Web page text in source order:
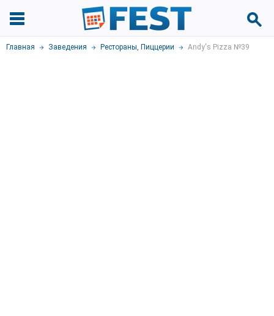
Главная Заведения Рестораны, Пиццерии Andy's Pizza №39